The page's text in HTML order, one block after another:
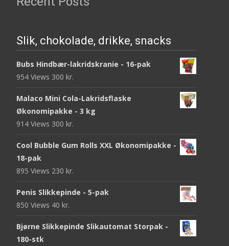
Slik, chokolade, drikke, snacks
Bubs Hindbær-lakridskranie - 16-pak
954 Views 300 kr.
Malaco Mini Cola-Lakridsflaske
Økonomipakke - 3 kg
914 Views 300 kr.
Cool Bubble Gum Rolls XXL Økonomipakke -
18-pak
895 Views 230 kr.
Penis Slikkepinde - 5-pak
850 Views 40 kr.
Bjørne Slikkepinde Slikautomat Storpak -
180-stk